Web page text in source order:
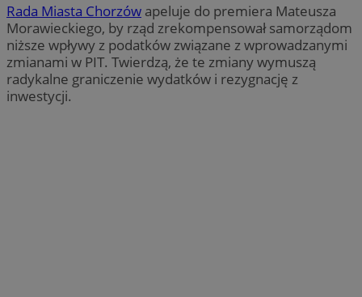
Rada Miasta Chorzów apeluje do premiera Mateusza
Morawieckiego, by rząd zrekompensował samorządom
niższe wpływy z podatków związane z wprowadzanymi
zmianami w PIT. Twierdzą, że te zmiany wymuszą
radykalne graniczenie wydatków i rezygnację z
inwestycji.